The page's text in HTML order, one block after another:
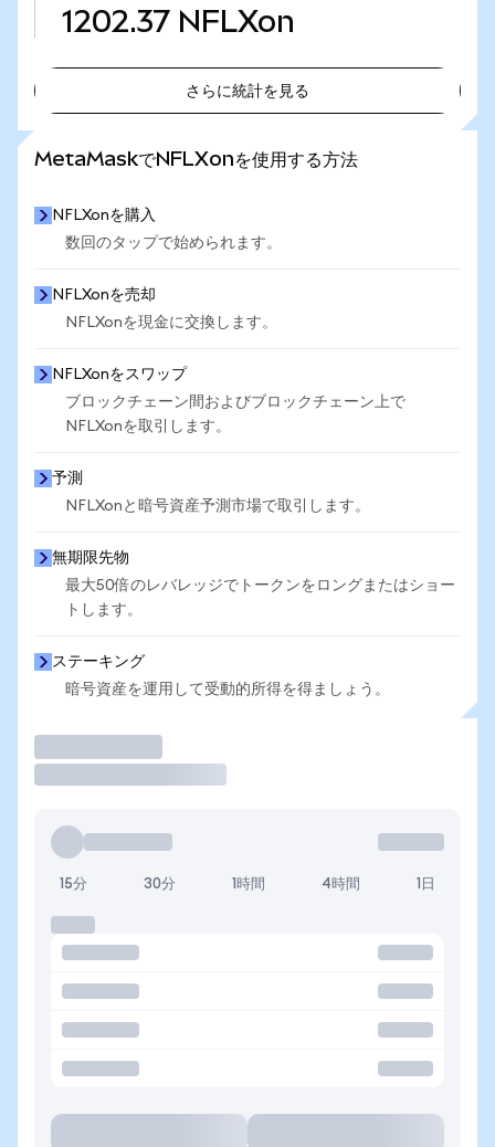
1202.37 NFLXon
さらに統計を見る
MetaMaskでNFLXonを使用する方法
NFLXonを購入
数回のタップで始められます。
NFLXonを売却
NFLXonを現金に交換します。
NFLXonをスワップ
ブロックチェーン間およびブロックチェーン上で
NFLXonを取引します。
予測
NFLXonと暗号資産予測市場で取引します。
無期限先物
最大50倍のレバレッジでトークンをロングまたはショー
トします。
ステーキング
暗号資産を運用して受動的所得を得ましょう。
15分 30分 1時間 4時間 1日